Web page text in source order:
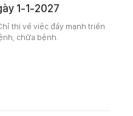
1-1-2027
thị về việc đẩy mạnh triển
chữa bệnh.